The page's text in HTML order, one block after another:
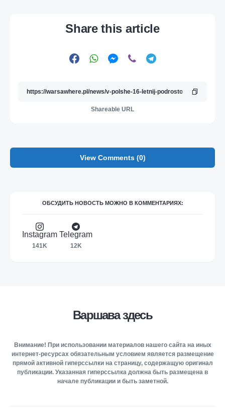
Share this article
Shareable URL
View Comments (0)
ОБСУДИТЬ НОВОСТЬ МОЖНО В КОММЕНТАРИЯХ:
Instagram
141K
Telegram
12K
Варшава здесь
Внимание! При использовании материалов нашего сайта на иных
интернет-ресурсах обязательным условием является размещение
прямой активной гиперссылки на страницу, содержащую оригинал
публикации. Указанная гиперссылка должна быть размещена в
начале публикации и быть заметной.